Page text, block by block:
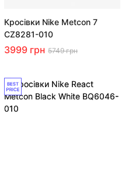
Кросівки Nike Metcon 7
CZ8281-010
3999 грн 5749 грн